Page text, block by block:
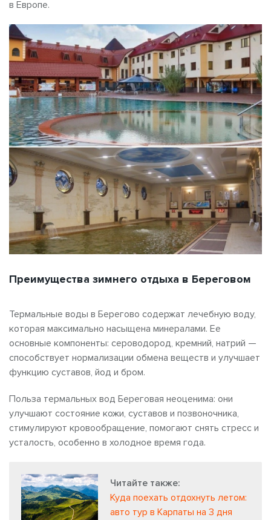
в Европе.
Преимущества зимнего отдыха в Береговом
Термальные воды в Берегово содержат лечебную воду,
которая максимально насыщена минералами. Ее
основные компоненты: сероводород, кремний, натрий —
способствует нормализации обмена веществ и улучшает
функцию суставов, йод и бром.
Польза термальных вод Береговая неоценима: они
улучшают состояние кожи, суставов и позвоночника,
стимулируют кровообращение, помогают снять стресс и
усталость, особенно в холодное время года.
Читайте также:
Куда поехать отдохнуть летом:
авто тур в Карпаты на 3 дня